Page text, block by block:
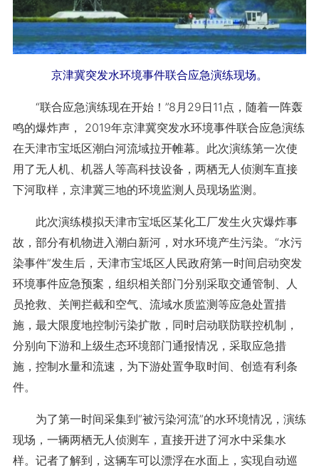
京津冀突发水环境事件联合应急演练现场。
“联合应急演练现在开始！”8月29日11点，随着一阵轰
鸣的爆炸声， 2019年京津冀突发水环境事件联合应急演练
在天津市宝坻区潮白河流域拉开帷幕。此次演练第一次使
用了无人机、机器人等高科技设备，两栖无人侦测车直接
下河取样，京津冀三地的环境监测人员现场监测。
此次演练模拟天津市宝坻区某化工厂发生火灾爆炸事
故，部分有机物进入潮白新河，对水环境产生污染。“水污
染事件”发生后，天津市宝坻区人民政府第一时间启动突发
环境事件应急预案，组织相关部门分别采取交通管制、人
员抢救、关闸拦截和空气、流域水质监测等应急处置措
施，最大限度地控制污染扩散，同时启动联防联控机制，
分别向下游和上级生态环境部门通报情况，采取应急措
施，控制水量和流速，为下游处置争取时间、创造有利条
件。
为了第一时间采集到“被污染河流”的水环境情况，演练
现场，一辆两栖无人侦测车，直接开进了河水中采集水
样。记者了解到，这辆车可以漂浮在水面上，实现自动巡